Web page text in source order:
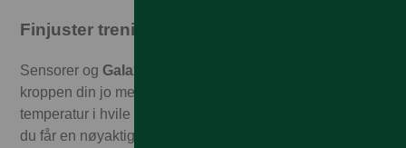
Finjuster treningen med AI
Sensorer ogGalaxy AI
kroppen din jo mer du bruker klokken. Puls og
temperatur i hvile og aktivitet måles kontinuerlig, slik at
du får en nøyaktig analyse og kan perfeksjonere løpe-,